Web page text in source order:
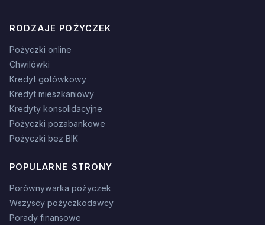
RODZAJE POŻYCZEK
Pożyczki online
Chwilówki
Kredyt gotówkowy
Kredyt mieszkaniowy
Kredyty konsolidacyjne
Pożyczki pozabankowe
Pożyczki bez BIK
POPULARNE STRONY
Porównywarka pożyczek
Wszyscy pożyczkodawcy
Porady finansowe